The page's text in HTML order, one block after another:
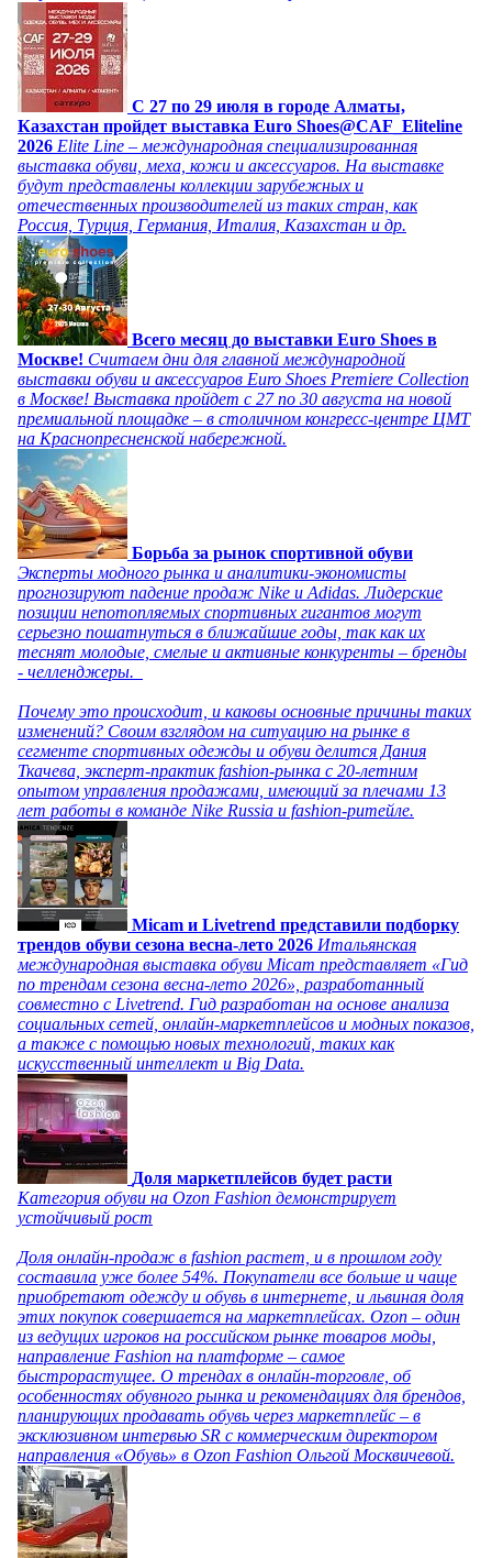
C 27 по 29 июля в городе Алматы,
Казахстан пройдет выставка Euro Shoes@CAF_Eliteline
2026 Elite Line – международная специализированная
выставка обуви, меха, кожи и аксессуаров. На выставке
будут представлены коллекции зарубежных и
отечественных производителей из таких стран, как
Россия, Турция, Германия, Италия, Казахстан и др.
Всего месяц до выставки Euro Shoes в
Москве! Считаем дни для главной международной
выставки обуви и аксессуаров Euro Shoes Premiere Collection
в Москве! Выставка пройдет с 27 по 30 августа на новой
премиальной площадке – в столичном конгресс-центре ЦМТ
на Краснопресненской набережной.
Борьба за рынок спортивной обуви
Эксперты модного рынка и аналитики-экономисты
прогнозируют падение продаж Nike и Adidas. Лидерские
позиции непотопляемых спортивных гигантов могут
серьезно пошатнуться в ближайшие годы, так как их
теснят молодые, смелые и активные конкуренты – бренды
- челленджеры.
Почему это происходит, и каковы основные причины таких
изменений? Своим взглядом на ситуацию на рынке в
сегменте спортивных одежды и обуви делится Дания
Ткачева, эксперт-практик fashion-рынка с 20-летним
опытом управления продажами, имеющий за плечами 13
лет работы в команде Nike Russia и fashion-ритейле.
Micam и Livetrend представили подборку
трендов обуви сезона весна-лето 2026 Итальянская
международная выставка обуви Micam представляет «Гид
по трендам сезона весна-лето 2026», разработанный
совместно с Livetrend. Гид разработан на основе анализа
социальных сетей, онлайн-маркетплейсов и модных показов,
а также с помощью новых технологий, таких как
искусственный интеллект и Big Data.
Доля маркетплейсов будет расти
Категория обуви на Ozon Fashion демонстрирует
устойчивый рост
Доля онлайн-продаж в fashion растет, и в прошлом году
составила уже более 54%. Покупатели все больше и чаще
приобретают одежду и обувь в интернете, и львиная доля
этих покупок совершается на маркетплейсах. Ozon – один
из ведущих игроков на российском рынке товаров моды,
направление Fashion на платформе – самое
быстрорастущее. О трендах в онлайн-торговле, об
особенностях обувного рынка и рекомендациях для брендов,
планирующих продавать обувь через маркетплейс – в
эксклюзивном интервью SR с коммерческим директором
направления «Обувь» в Ozon Fashion Ольгой Москвичевой.